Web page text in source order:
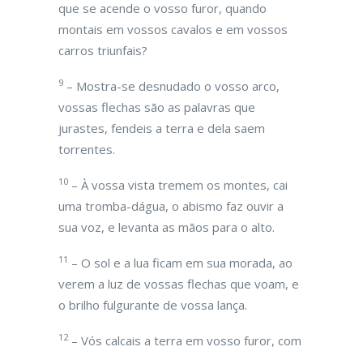
que se acende o vosso furor, quando
montais em vossos cavalos e em vossos
carros triunfais?
9 – Mostra-se desnudado o vosso arco,
vossas flechas são as palavras que
jurastes, fendeis a terra e dela saem
torrentes.
10 – À vossa vista tremem os montes, cai
uma tromba-dágua, o abismo faz ouvir a
sua voz, e levanta as mãos para o alto.
11 – O sol e a lua ficam em sua morada, ao
verem a luz de vossas flechas que voam, e
o brilho fulgurante de vossa lança.
12– Vós calcais a terra em vosso furor, com